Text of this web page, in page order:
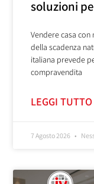
soluzioni
Vendere casa
della scadenza
italiana prevede
compravendita
LEGGI
7 Agosto 2026